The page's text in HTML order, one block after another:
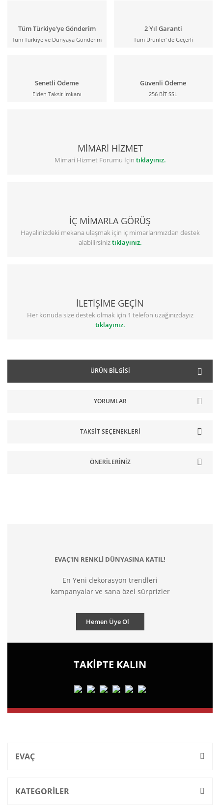
Tüm Türkiye'ye Gönderim
Tüm Türkiye ve Dünyaya Gönderim
2 Yıl Garanti
Tüm Ürünler' de Geçerli
Senetli Ödeme
Elden Taksit İmkanı
Güvenli Ödeme
256 BİT SSL
MİMARİ HİZMET
Mimari Hizmet Forumu İçin tıklayınız.
İÇ MİMARLA GÖRÜŞ
Hayalinizdeki mekana ulaşmak için iç mimarlarımızdan destek
alabilirsiniztıklayınız.
İLETİŞİME GEÇİN
Her konuda size destek olmak için 1 telefon uzağınızdayız
tıklayınız.
ÜRÜN BILGISI
YORUMLAR
TAKSIT SEÇENEKLERI
ÖNERILERINIZ
EVAÇ'IN RENKLİ DÜNYASINA KATIL!
En Yeni dekorasyon trendleri
kampanyalar ve sana özel sürprizler
Hemen Üye Ol
TAKİPTE KALIN
EVAÇ
KATEGORİLER